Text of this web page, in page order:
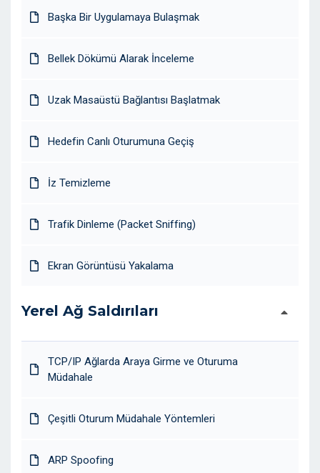
Başka Bir Uygulamaya Bulaşmak
Bellek Dökümü Alarak İnceleme
Uzak Masaüstü Bağlantısı Başlatmak
Hedefin Canlı Oturumuna Geçiş
İz Temizleme
Trafik Dinleme (Packet Sniffing)
Ekran Görüntüsü Yakalama
Yerel Ağ Saldırıları
TCP/IP Ağlarda Araya Girme ve Oturuma
Müdahale
Çeşitli Oturum Müdahale Yöntemleri
ARP Spoofing